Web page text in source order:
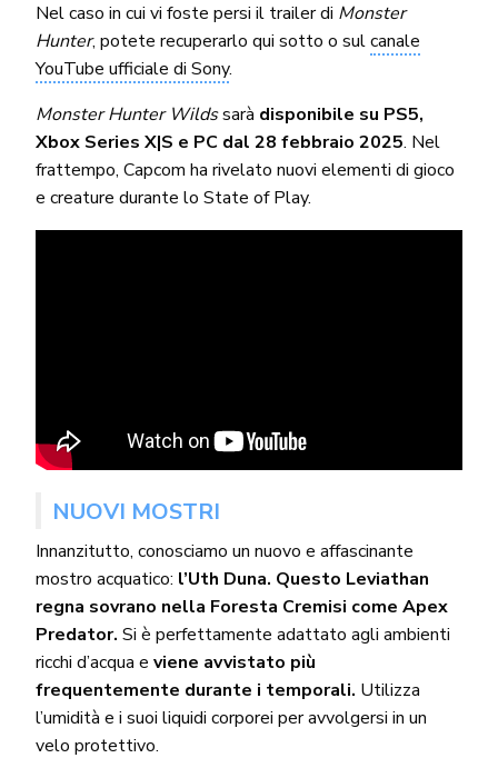
Nel caso in cui vi foste persi il trailer di Monster
Hunter, potete recuperarlo qui sotto o sulcanale
YouTube ufficiale di Sony.
Monster Hunter Wildssarà disponibile su PS5,
Xbox Series X|S e PC dal 28 febbraio 2025. Nel
frattempo, Capcom ha rivelato nuovi elementi di gioco
e creature durante lo State of Play.
NUOVI MOSTRI
Innanzitutto, conosciamo un nuovo e affascinante
mostro acquatico: l’Uth Duna. Questo Leviathan
regna sovrano nella Foresta Cremisi come Apex
Predator. Si è perfettamente adattato agli ambienti
ricchi d’acqua eviene avvistato più
frequentemente durante i temporali. Utilizza
l’umidità e i suoi liquidi corporei per avvolgersi in un
velo protettivo.